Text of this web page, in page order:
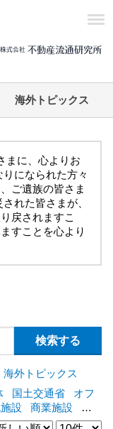
海外トピックス
まに、心よりお
になられた方々
ご遺族の皆さま
れた皆さまが、
戻されますこ
すことを心より
海外トピックス
国土交通省
オフ
設 商業施設
海
急不動産 賃料
ア